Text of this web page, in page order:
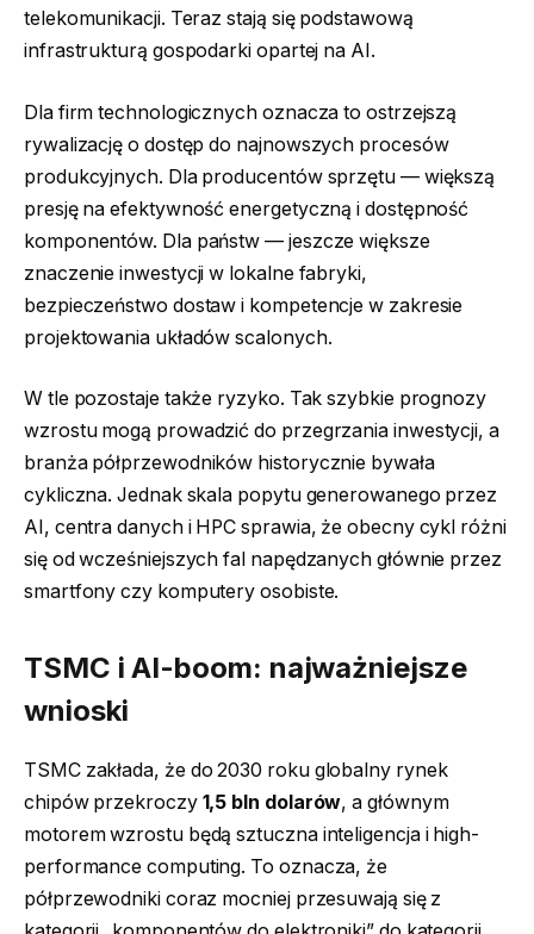
telekomunikacji. Teraz stają się podstawową
infrastrukturą gospodarki opartej na AI.
Dla firm technologicznych oznacza to ostrzejszą
rywalizację o dostęp do najnowszych procesów
produkcyjnych. Dla producentów sprzętu — większą
presję na efektywność energetyczną i dostępność
komponentów. Dla państw — jeszcze większe
znaczenie inwestycji w lokalne fabryki,
bezpieczeństwo dostaw i kompetencje w zakresie
projektowania układów scalonych.
W tle pozostaje także ryzyko. Tak szybkie prognozy
wzrostu mogą prowadzić do przegrzania inwestycji, a
branża półprzewodników historycznie bywała
cykliczna. Jednak skala popytu generowanego przez
AI, centra danych i HPC sprawia, że obecny cykl różni
się od wcześniejszych fal napędzanych głównie przez
smartfony czy komputery osobiste.
TSMC i AI-boom: najważniejsze
wnioski
TSMC zakłada, że do 2030 roku globalny rynek
chipów przekroczy 1,5 bln dolarów, a głównym
motorem wzrostu będą sztuczna inteligencja i high-
performance computing. To oznacza, że
półprzewodniki coraz mocniej przesuwają się z